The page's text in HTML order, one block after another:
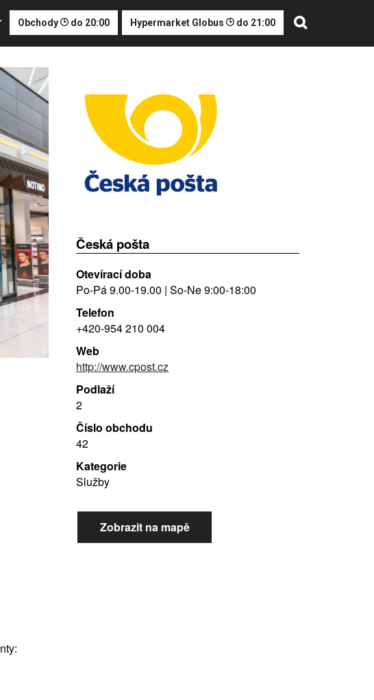
Obchody do 20:00 Hypermarket Globus do 21:00
Česká pošta
Otevírací doba
Po-Pá 9.00-19.00 | So-Ne 9:00-18:00
Telefon
+420-954 210 004
Web
http://www.cpost.cz
Podlaží
2
Číslo obchodu
42
Kategorie
Služby
Zobrazit na mapě